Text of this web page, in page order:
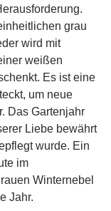
grau
wird mit
weißen
Es ist eine
um neue
Das Gartenjahr
Liebe bewährt
wurde. Ein
im
Winternebel
Jahr.